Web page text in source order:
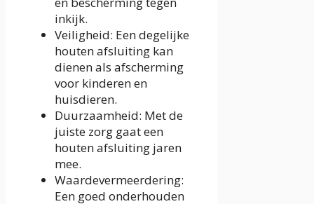
inkijk.
Veiligheid: Een degelijke
houten afsluiting kan
dienen als afscherming
voor kinderen en
huisdieren.
Duurzaamheid: Met de
juiste zorg gaat een
houten afsluiting jaren
mee.
Waardevermeerdering:
Een goed onderhouden